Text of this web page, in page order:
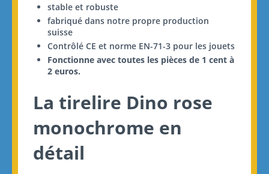
stable et robuste
fabriqué dans notre propre production
suisse
Contrôlé CE et norme EN-71-3 pour les jouets
Fonctionne avec toutes les pièces de 1 cent à
2 euros.
La tirelire Dino rose
monochrome en
détail